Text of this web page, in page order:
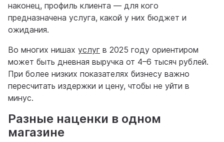
наконец, профиль клиента — для кого
предназначена услуга, какой у них бюджет и
ожидания.
Во многих нишах услуг в 2025 году ориентиром
может быть дневная выручка от 4–6 тысяч рублей.
При более низких показателях бизнесу важно
пересчитать издержки и цену, чтобы не уйти в
минус.
Разные наценки в одном
магазине